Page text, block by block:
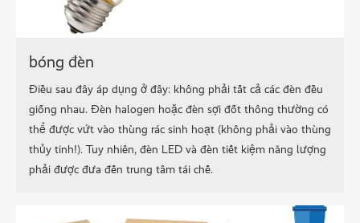
bóng đèn
Điều sau đây áp dụng ở đây: không phải tất cả các đèn đều
giống nhau. Đèn halogen hoặc đèn sợi đốt thông thường có
thể được vứt vào thùng rác sinh hoạt (không phải vào thùng
thủy tinh!). Tuy nhiên, đèn LED và đèn tiết kiệm năng lượng
phải được đưa đến trung tâm tái chế.